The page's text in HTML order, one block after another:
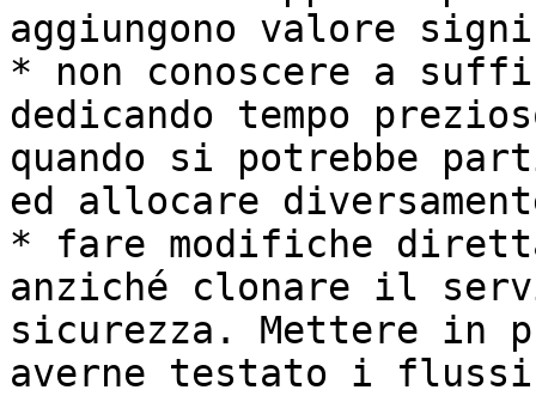
aggiungono valore
* non conoscere a
dedicando tempo
quando si potrebbe
ed allocare
* fare modifiche
anziché clonare il
sicurezza. Mettere in
averne testato i flussi